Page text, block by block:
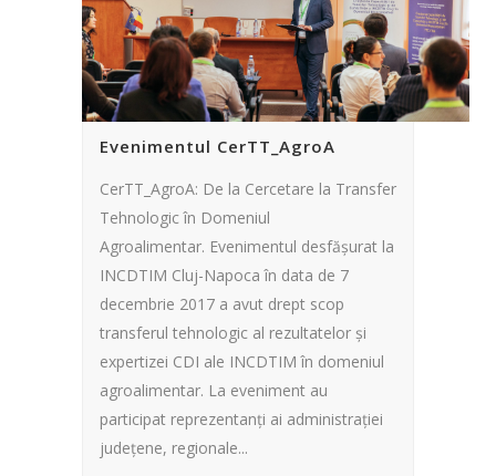
Evenimentul CerTT_AgroA
CerTT_AgroA: De la Cercetare la Transfer
Tehnologic în Domeniul
Agroalimentar. Evenimentul desfășurat la
INCDTIM Cluj-Napoca în data de 7
decembrie 2017 a avut drept scop
transferul tehnologic al rezultatelor și
expertizei CDI ale INCDTIM în domeniul
agroalimentar. La eveniment au
participat reprezentanți ai administrației
județene, regionale...